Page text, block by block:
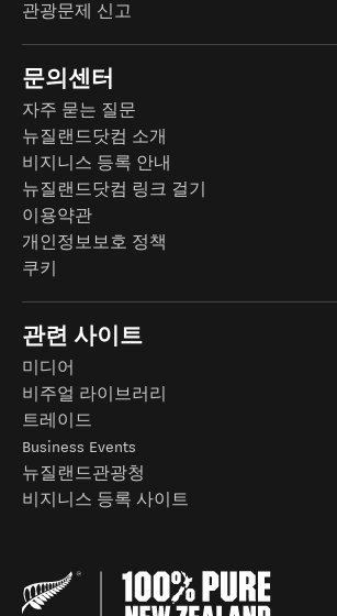
관광문제 신고
문의센터
자주 묻는 질문
뉴질랜드닷컴 소개
비지니스 등록 안내
뉴질랜드닷컴 링크 걸기
이용약관
개인정보보호 정책
쿠키
관련 사이트
미디어
비주얼 라이브러리
트레이드
Business Events
뉴질랜드관광청
비지니스 등록 사이트